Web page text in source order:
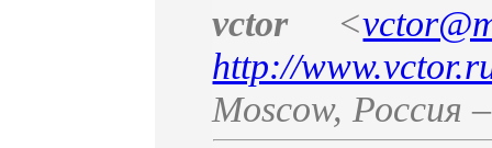
vctor <
http://
Moscow, Россия